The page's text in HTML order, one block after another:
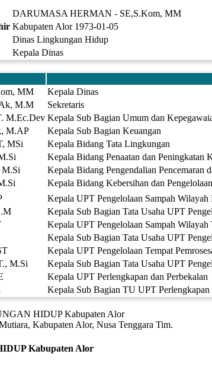
DARUMASA HERMAN - SE,S.Kom, MM
Kabupaten Alor 1973-01-05
Dinas Lingkungan Hidup
Kepala Dinas
MM
Kepala Dinas
M.M
Sekretaris
M.Ec.Dev Kepala Sub Bagian Umum dan
M.AP
Kepala Sub Bagian Keuangan
MSi
Kepala Bidang Tata Lingkungan
Kepala Bidang Penaatan dan Peningkatan
Kepala Bidang Pengendalian Pencemaran
Kepala Bidang Kebersihan dan
Kepala UPT Pengelolaan Sampah Wilayah
Kepala Sub Bagian Tata Usaha UPT
Kepala UPT Pengelolaan Sampah Wilayah
Kepala Sub Bagian Tata Usaha UPT
Kepala UPT Pengelolaan Tempat
M.Si
Kepala Sub Bagian Tata Usaha UPT
Kepala UPT Perlengkapan dan Perbekalan
Kepala Sub Bagian TU UPT Perlengkapan
HIDUP Kabupaten Alor
Kabupaten Alor, Nusa Tenggara Tim.
Kabupaten Alor